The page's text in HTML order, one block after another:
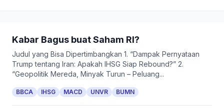
Kabar Bagus buat Saham RI?
Judul yang Bisa Dipertimbangkan 1. “Dampak Pernyataan
Trump tentang Iran: Apakah IHSG Siap Rebound?” 2.
“Geopolitik Mereda, Minyak Turun – Peluang...
BBCA IHSG MACD UNVR BUMN